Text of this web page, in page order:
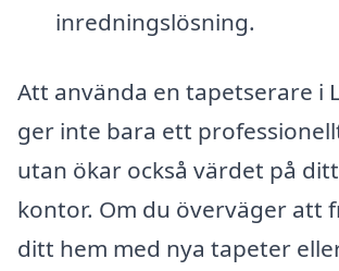
inredningslösning.
Att använda en tapetserare i
ger inte bara ett
utan ökar också värdet på
kontor. Om du överväger att
ditt hem med nya tapeter